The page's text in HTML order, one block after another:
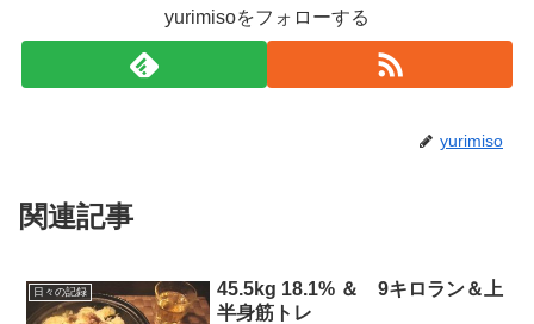
yurimisoをフォローする
yurimiso
関連記事
日々の記録
45.5kg 18.1% ＆ 9キロラン＆上
半身筋トレ